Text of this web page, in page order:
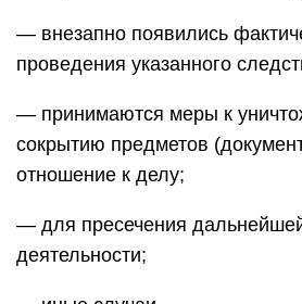
— внезапно появились
проведения указанного
— принимаются меры к
сокрытию предметов
отношение к делу;
— для пресечения
деятельности;